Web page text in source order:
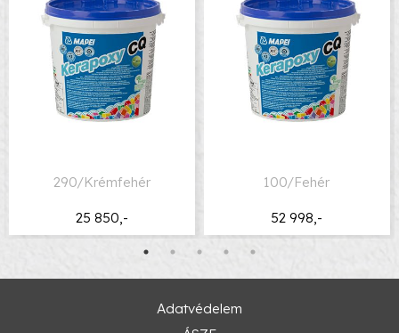
25 850,-
290/Krémfehér
52 998,-
100/Fehér
Adatvédelem